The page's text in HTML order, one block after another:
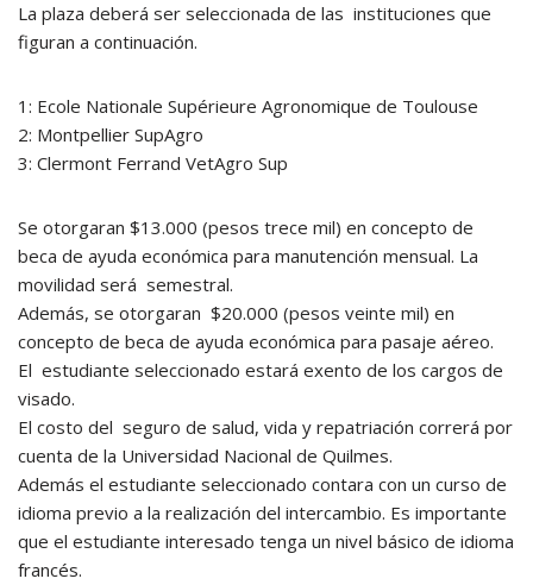
La plaza deberá ser seleccionada de las instituciones que
figuran a continuación.
1: Ecole Nationale Supérieure Agronomique de Toulouse
2: Montpellier SupAgro
3: Clermont Ferrand VetAgro Sup
Se otorgaran $13.000 (pesos trece mil) en concepto de
beca de ayuda económica para manutención mensual. La
movilidad será semestral.
Además, se otorgaran $20.000 (pesos veinte mil) en
concepto de beca de ayuda económica para pasaje aéreo.
El estudiante seleccionado estará exento de los cargos de
visado.
El costo del seguro de salud, vida y repatriación correrá por
cuenta de la Universidad Nacional de Quilmes.
Además el estudiante seleccionado contara con un curso de
idioma previo a la realización del intercambio. Es importante
que el estudiante interesado tenga un nivel básico de idioma
francés.